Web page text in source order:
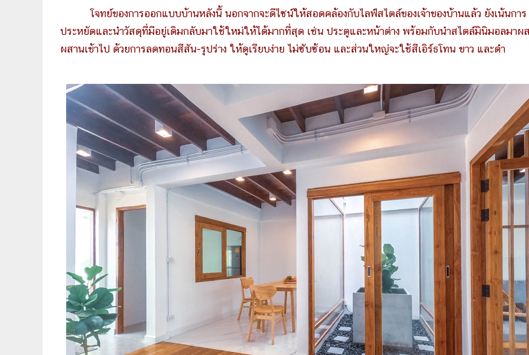
โจทย์ของการออกแบบบ้านหลังนี้ นอกจากจะดีไซน์ให้สอดคล้องกับไลฟ์สไตล์ของเจ้าของบ้านแล้ว ยังเน้นการ
ประหยัดและนำวัสดุที่มีอยู่เดิมกลับมาใช้ใหม่ให้ได้มากที่สุด เช่น ประตูและหน้าต่าง พร้อมกับนำสไตล์มินิมอลมาผ
ผสานเข้าไป ด้วยการลดทอนสีสัน-รูปร่าง ให้ดูเรียบง่าย ไม่ซับซ้อน และส่วนใหญ่จะใช้สีเอิร์ธโทน ขาว และดำ